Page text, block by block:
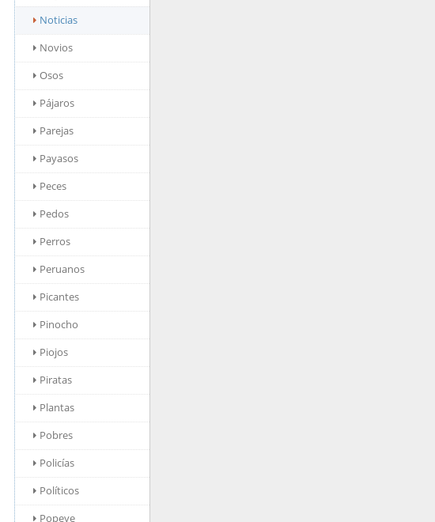
Noticias
Novios
Osos
Pájaros
Parejas
Payasos
Peces
Pedos
Perros
Peruanos
Picantes
Pinocho
Piojos
Piratas
Plantas
Pobres
Policías
Políticos
Popeye